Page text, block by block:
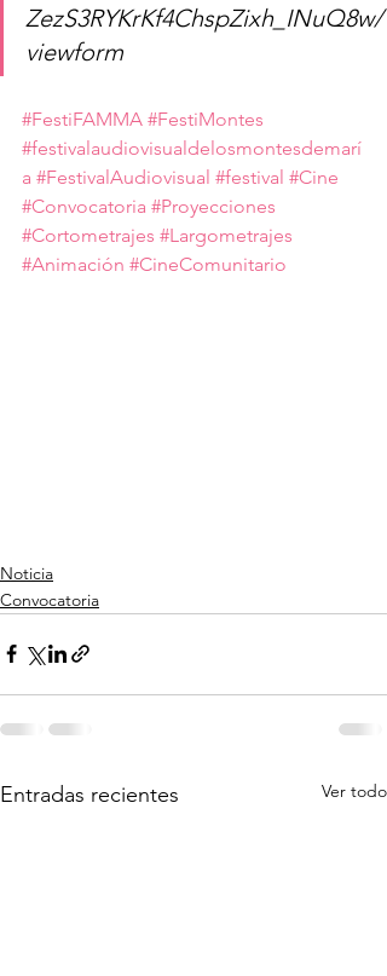
ZezS3RYKrKf4ChspZixh_INuQ8w/
viewform
#FestiFAMMA #FestiMontes
#festivalaudiovisualdelosmontesdemarí
a #FestivalAudiovisual #festival #Cine
#Convocatoria #Proyecciones
#Cortometrajes #Largometrajes
#Animación #CineComunitario
Noticia
Convocatoria
Entradas recientes Ver todo